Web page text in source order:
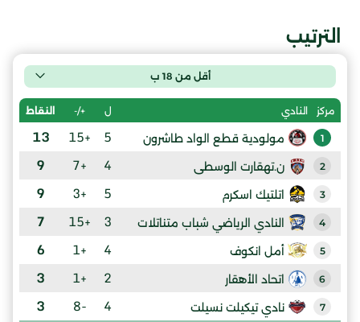
الترتيب
أقل من 18 ب
مركز النادي ل +/- النقاط
1 مولودية قطع الواد طاشرون 5
+15
13
2 ن.تهقارت الوسطى 4
+7
9
3 اتلتيك اسكرم 5
+3
9
4 النادي الرياضي شباب متناتلات 3
+15
7
5 أمل انكوف 4
+1
6
6 اتحاد الأهقار 2
+1
3
7 نادي تيكيلت نسيلت 4
-8
3